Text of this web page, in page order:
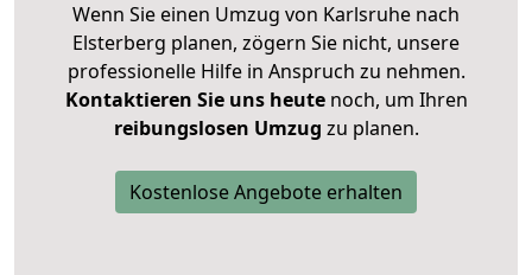
Wenn Sie einen Umzug von Karlsruhe nach
Elsterberg planen, zögern Sie nicht, unsere
professionelle Hilfe in Anspruch zu nehmen.
Kontaktieren Sie uns heutenoch, um Ihren
reibungslosen Umzug zu planen.
Kostenlose Angebote erhalten